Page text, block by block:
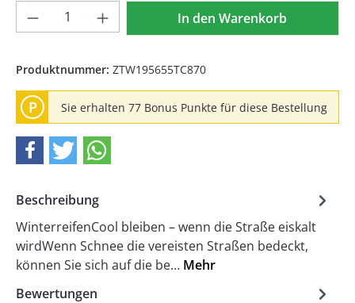
Produkt Anzahl: Gib denIn den Warenkorb
Produktnummer: ZTW195655TC870
P Sie erhalten 77 Bonus Punkte für diese Bestellung
Beschreibung
WinterreifenCool bleiben – wenn die Straße eiskalt
wirdWenn Schnee die vereisten Straßen bedeckt,
können Sie sich auf die be… Mehr
Bewertungen